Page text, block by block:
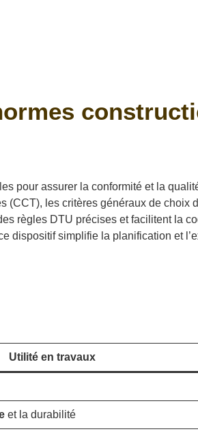
pour assurer la conformité et la
(CCT), les critères généraux de choix
règles DTU précises et facilitent la
dispositif simplifie la planification et
Utilité en travaux
et la durabilité